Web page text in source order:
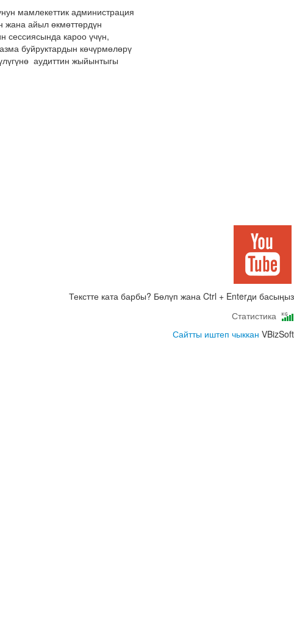
мамлекеттик администрация
айыл өкмөттөрдүн
сессиясында кароо үчүн,
буйруктардын көчүрмөлөрү
аудиттин жыйынтыгы
Текстте ката барбы? Бөлүп жана Ctrl + Enterди басыңыз
Статистика
Сайтты иштеп чыккан VBizSoft